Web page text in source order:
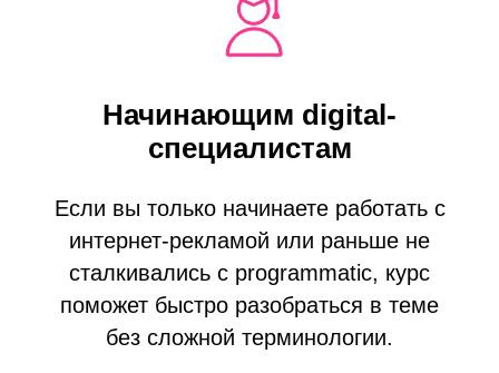
Начинающим digital-
специалистам
Если вы только начинаете работать с
интернет-рекламой или раньше не
сталкивались с programmatic, курс
поможет быстро разобраться в теме
без сложной терминологии.